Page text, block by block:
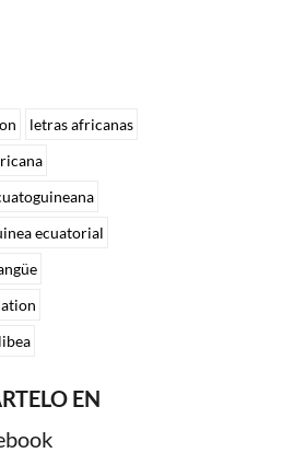
letras africanas
ecuatorial
EN